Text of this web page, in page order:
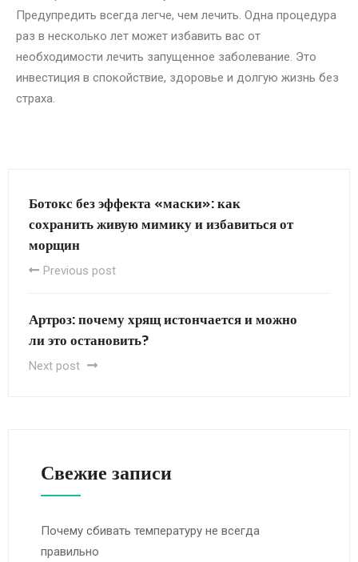
Предупредить всегда легче, чем лечить. Одна процедура
раз в несколько лет может избавить вас от
необходимости лечить запущенное заболевание. Это
инвестиция в спокойствие, здоровье и долгую жизнь без
страха.
Ботокс без эффекта «маски»: как
сохранить живую мимику и избавиться от
морщин
Previous post
Артроз: почему хрящ истончается и можно
ли это остановить?
Next post
Свежие записи
Почему сбивать температуру не всегда
правильно